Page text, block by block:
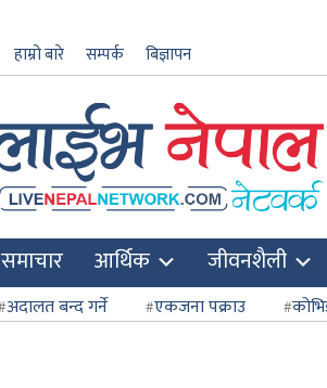
हाम्रो बारे सम्पर्क बिज्ञापन
समाचार आर्थिक जीवनशैली
अदालत बन्द गर्ने एकजना पक्राउ